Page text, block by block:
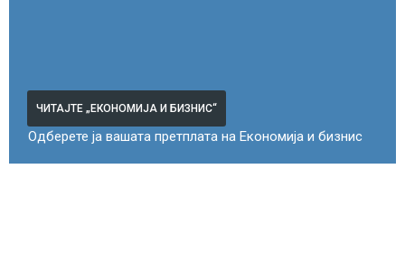
ЧИТАЈТЕ „ЕКОНОМИЈА И БИЗНИС“
Одберете ја вашата претплата на Економија и бизнис